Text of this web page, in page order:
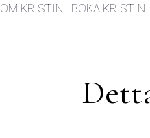
OM KRISTIN BOKA KRISTIN